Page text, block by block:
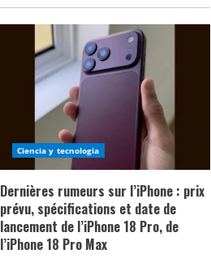
Ciencia y tecnologia
Dernières rumeurs sur l’iPhone : prix
prévu, spécifications et date de
lancement de l’iPhone 18 Pro, de
l’iPhone 18 Pro Max